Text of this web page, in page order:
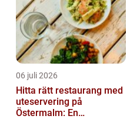
06 juli 2026
Hitta rätt restaurang med
uteservering på
Östermalm: En